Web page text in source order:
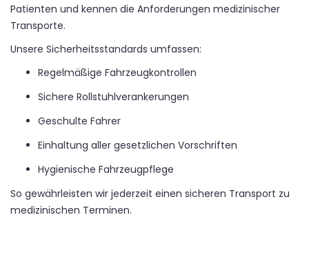
Patienten und kennen die Anforderungen medizinischer
Transporte.
Unsere Sicherheitsstandards umfassen:
Regelmäßige Fahrzeugkontrollen
Sichere Rollstuhlverankerungen
Geschulte Fahrer
Einhaltung aller gesetzlichen Vorschriften
Hygienische Fahrzeugpflege
So gewährleisten wir jederzeit einen sicheren Transport zu
medizinischen Terminen.